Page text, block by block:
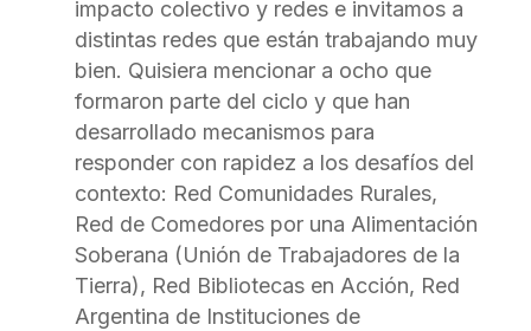
impacto colectivo y redes e invitamos a
distintas redes que están trabajando muy
bien. Quisiera mencionar a ocho que
formaron parte del ciclo y que han
desarrollado mecanismos para
responder con rapidez a los desafíos del
contexto: Red Comunidades Rurales,
Red de Comedores por una Alimentación
Soberana (Unión de Trabajadores de la
Tierra), Red Bibliotecas en Acción, Red
Argentina de Instituciones de